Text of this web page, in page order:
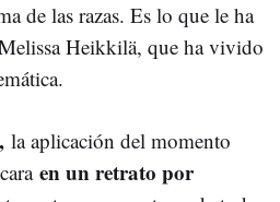
de las razas. Es lo que le ha
Heikkilä, que ha vivido
la aplicación del momento
en un retrato por